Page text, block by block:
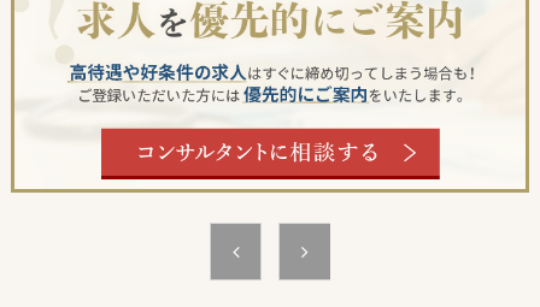
【医療機関情報】
■大手男性美容外科クリニックと技術提携を結んでおり、高
度な技術と知見を活かした医療を提供しています。
■最新の医療設備を整えており、患者様の安全と満足を第一
に考え、高品質な医療サービスの提供に努めています。
■将来的なクリニック拡大の可能性など、自身のキャリアア
ップと医療技術の向上を同時に実現できる環境があります。
#年度内入職可 #秋入職可